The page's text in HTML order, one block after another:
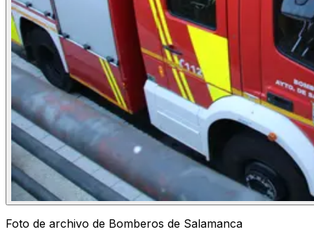
Foto de archivo de Bomberos de Salamanca